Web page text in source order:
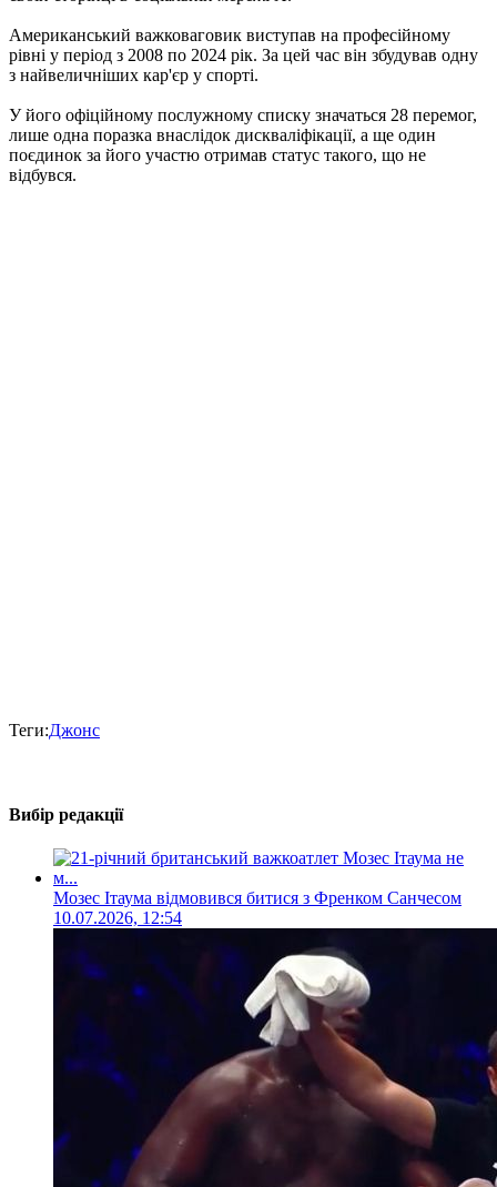
Американський важковаговик виступав на професійному
рівні у період з 2008 по 2024 рік. За цей час він збудував одну
з найвеличніших кар'єр у спорті.
У його офіційному послужному списку значаться 28 перемог,
лише одна поразка внаслідок дискваліфікації, а ще один
поєдинок за його участю отримав статус такого, що не
відбувся.
Теги:Джонс
Вибір редакції
Мозес Ітаума відмовився битися з Френком Санчесом
10.07.2026, 12:54